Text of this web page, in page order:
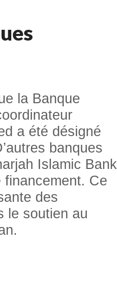
la Banque
a été désigné
banques
Islamic Bank
Ce
des
le soutien au